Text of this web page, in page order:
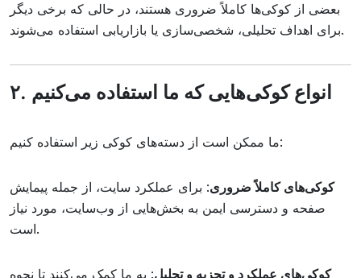
بعضی از کوکی‌ها کاملاً ضروری هستند، در حالی که برخی دیگر
برای اهداف تحلیلی، شخصی‌سازی یا بازاریابی استفاده می‌شوند.
۲. انواع کوکی‌هایی که ما استفاده می‌کنیم
ما ممکن است از دسته‌های کوکی زیر استفاده کنیم:
کوکی‌های کاملاً ضروری: برای عملکرد سایت، از جمله پیمایش
صفحه و دسترسی ایمن به بخش‌هایی از وب‌سایت، مورد نیاز
است.
کوکی‌های عملکرد و تجزیه و تحلیل: به ما کمک می‌کنند تا نحوه